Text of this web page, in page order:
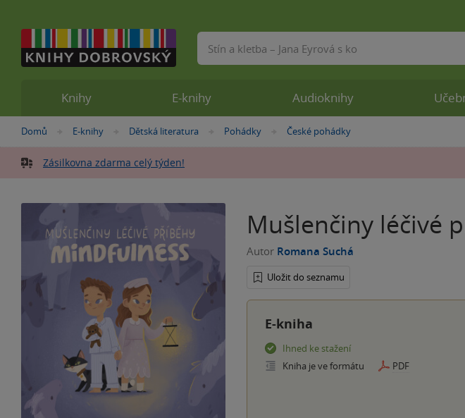
Nacházíte
zde:
Domů »
E-knihy »
Dětská literatura »Pohádky »
České pohádky
Zásilkovna zdarma celý týden!
Mušlenčiny léčivé
Autor Romana Suchá
Uložit do seznamu
E-kniha
Ihned ke stažení
Kniha je ve formátu
PDF
Knihy E-knihy Audioknihy
Vyhledávání